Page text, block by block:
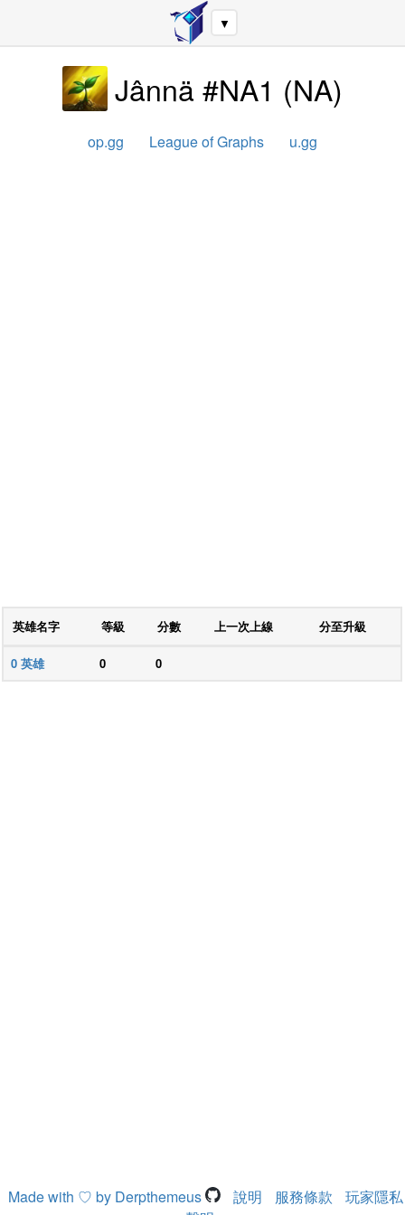
▼
Jânnä #NA1 (NA)
op.gg League of Graphs u.gg
英雄名字 等級 分數 上一次上線 分至升級
0 英雄 0 0
Made with ♡ by Derpthemeus 說明 服務條款
玩家隱私